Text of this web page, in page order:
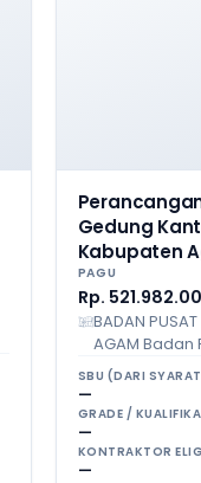
Gedung
Kabupaten
PAGU
Rp.
BADAN PUSAT
AGAM Badan
SBU (DARI
—
GRADE /
—
KONTRAKTOR
—